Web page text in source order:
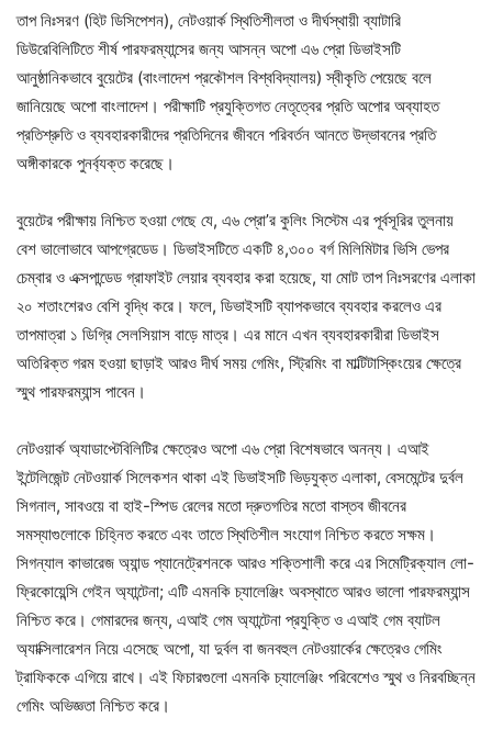
তাপ নিঃসরণ (হিট ডিসিপেশন), নেটওয়ার্ক স্থিতিশীলতা ও দীর্ঘস্থায়ী ব্যাটারি
ডিউরেবিলিটিতে শীর্ষ পারফরম্যান্সের জন্য আসন্ন অপো এ৬ প্রো ডিভাইসটি
আনুষ্ঠানিকভাবে বুয়েটের (বাংলাদেশ প্রকৌশল বিশ্ববিদ্যালয়) স্বীকৃতি পেয়েছে বলে
জানিয়েছে অপো বাংলাদেশ। পরীক্ষাটি প্রযুক্তিগত নেতৃত্বের প্রতি অপোর অব্যাহত
প্রতিশ্রুতি ও ব্যবহারকারীদের প্রতিদিনের জীবনে পরিবর্তন আনতে উদ্ভাবনের প্রতি
অঙ্গীকারকে পুনর্ব্যক্ত করেছে।
বুয়েটের পরীক্ষায় নিশ্চিত হওয়া গেছে যে, এ৬ প্রো’র কুলিং সিস্টেম এর পূর্বসূরির তুলনায়
বেশ ভালোভাবে আপগ্রেডেড। ডিভাইসটিতে একটি ৪,৩০০ বর্গ মিলিমিটার ভিসি ভেপর
চেম্বার ও এক্সপান্ডেড গ্রাফাইট লেয়ার ব্যবহার করা হয়েছে, যা মোট তাপ নিঃসরণের এলাকা
২০ শতাংশেরও বেশি বৃদ্ধি করে। ফলে, ডিভাইসটি ব্যাপকভাবে ব্যবহার করলেও এর
তাপমাত্রা ১ ডিগ্রি সেলসিয়াস বাড়ে মাত্র। এর মানে এখন ব্যবহারকারীরা ডিভাইস
অতিরিক্ত গরম হওয়া ছাড়াই আরও দীর্ঘ সময় গেমিং, স্ট্রিমিং বা মাল্টিটাস্কিংয়ের ক্ষেত্রে
স্মুথ পারফরম্যান্স পাবেন।
নেটওয়ার্ক অ্যাডাপ্টেবিলিটির ক্ষেত্রেও অপো এ৬ প্রো বিশেষভাবে অনন্য। এআই
ইন্টেলিজেন্ট নেটওয়ার্ক সিলেকশন থাকা এই ডিভাইসটি ভিড়যুক্ত এলাকা, বেসমেন্টের দুর্বল
সিগনাল, সাবওয়ে বা হাই-স্পিড রেলের মতো দ্রুতগতির মতো বাস্তব জীবনের
সমস্যাগুলোকে চিহ্নিত করতে এবং তাতে স্থিতিশীল সংযোগ নিশ্চিত করতে সক্ষম।
সিগন্যাল কাভারেজ অ্যান্ড প্যানেট্রেশনকে আরও শক্তিশালী করে এর সিমেট্রিক্যাল লো-
ফ্রিকোয়েন্সি গেইন অ্যান্টেনা; এটি এমনকি চ্যালেঞ্জিং অবস্থাতে আরও ভালো পারফরম্যান্স
নিশ্চিত করে। গেমারদের জন্য, এআই গেম অ্যান্টেনা প্রযুক্তি ও এআই গেম ব্যাটল
অ্যাক্সিলারেশন নিয়ে এসেছে অপো, যা দুর্বল বা জনবহুল নেটওয়ার্কের ক্ষেত্রেও গেমিং
ট্রাফিককে এগিয়ে রাখে। এই ফিচারগুলো এমনকি চ্যালেঞ্জিং পরিবেশেও স্মুথ ও নিরবচ্ছিন্ন
গেমিং অভিজ্ঞতা নিশ্চিত করে।